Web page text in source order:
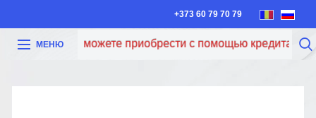
+373 60 79 70 79
МЕНЮ
Теперь вы можете приобрести с помощью кредита Iute